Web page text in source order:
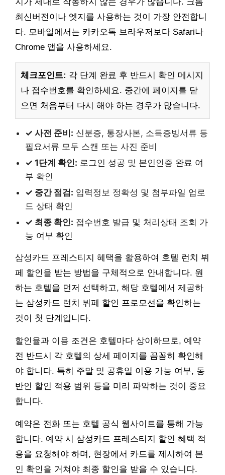
최신버전이나 엣지를 사용하는 것이 가장 안전합니
다. 모바일에서는 카카오톡 브라우저보다 Safari나
Chrome 앱을 사용하세요.
체크포인트: 각 단계 완료 후 반드시 확인 메시지
나 접수번호를 확인하세요. 중간에 페이지를 닫
으면 처음부터 다시 해야 하는 경우가 많습니다.
✓ 사전 준비: 신분증, 통장사본, 소득증빙서류 등
필요서류 모두 스캔 또는 사진 준비
✓ 1단계 확인: 로그인 성공 및 본인인증 완료 여
부 확인
✓ 중간 점검: 입력정보 정확성 및 첨부파일 업로
드 상태 확인
✓ 최종 확인: 접수번호 발급 및 처리상태 조회 가
능 여부 확인
삼성카드 프레스티지 혜택을 활용하여 호텔 런치 뷔
페 할인을 받는 방법을 구체적으로 안내합니다. 원
하는 호텔을 먼저 선택하고, 해당 호텔에서 제공하
는 삼성카드 런치 뷔페 할인 프로모션을 확인하는
것이 첫 단계입니다.
할인율과 이용 조건은 호텔마다 상이하므로, 예약
전 반드시 각 호텔의 상세 페이지를 꼼꼼히 확인해
야 합니다. 특히 주말 및 공휴일 이용 가능 여부, 동
반인 할인 적용 범위 등을 미리 파악하는 것이 중요
합니다.
예약은 전화 또는 호텔 공식 웹사이트를 통해 가능
합니다. 예약 시 삼성카드 프레스티지 할인 혜택 적
용을 요청해야 하며, 현장에서 카드를 제시하여 본
인 확인을 거쳐야 최종 할인을 받을 수 있습니다.